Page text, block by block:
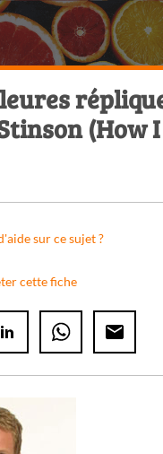
(How
sur ce sujet ?
cette fiche